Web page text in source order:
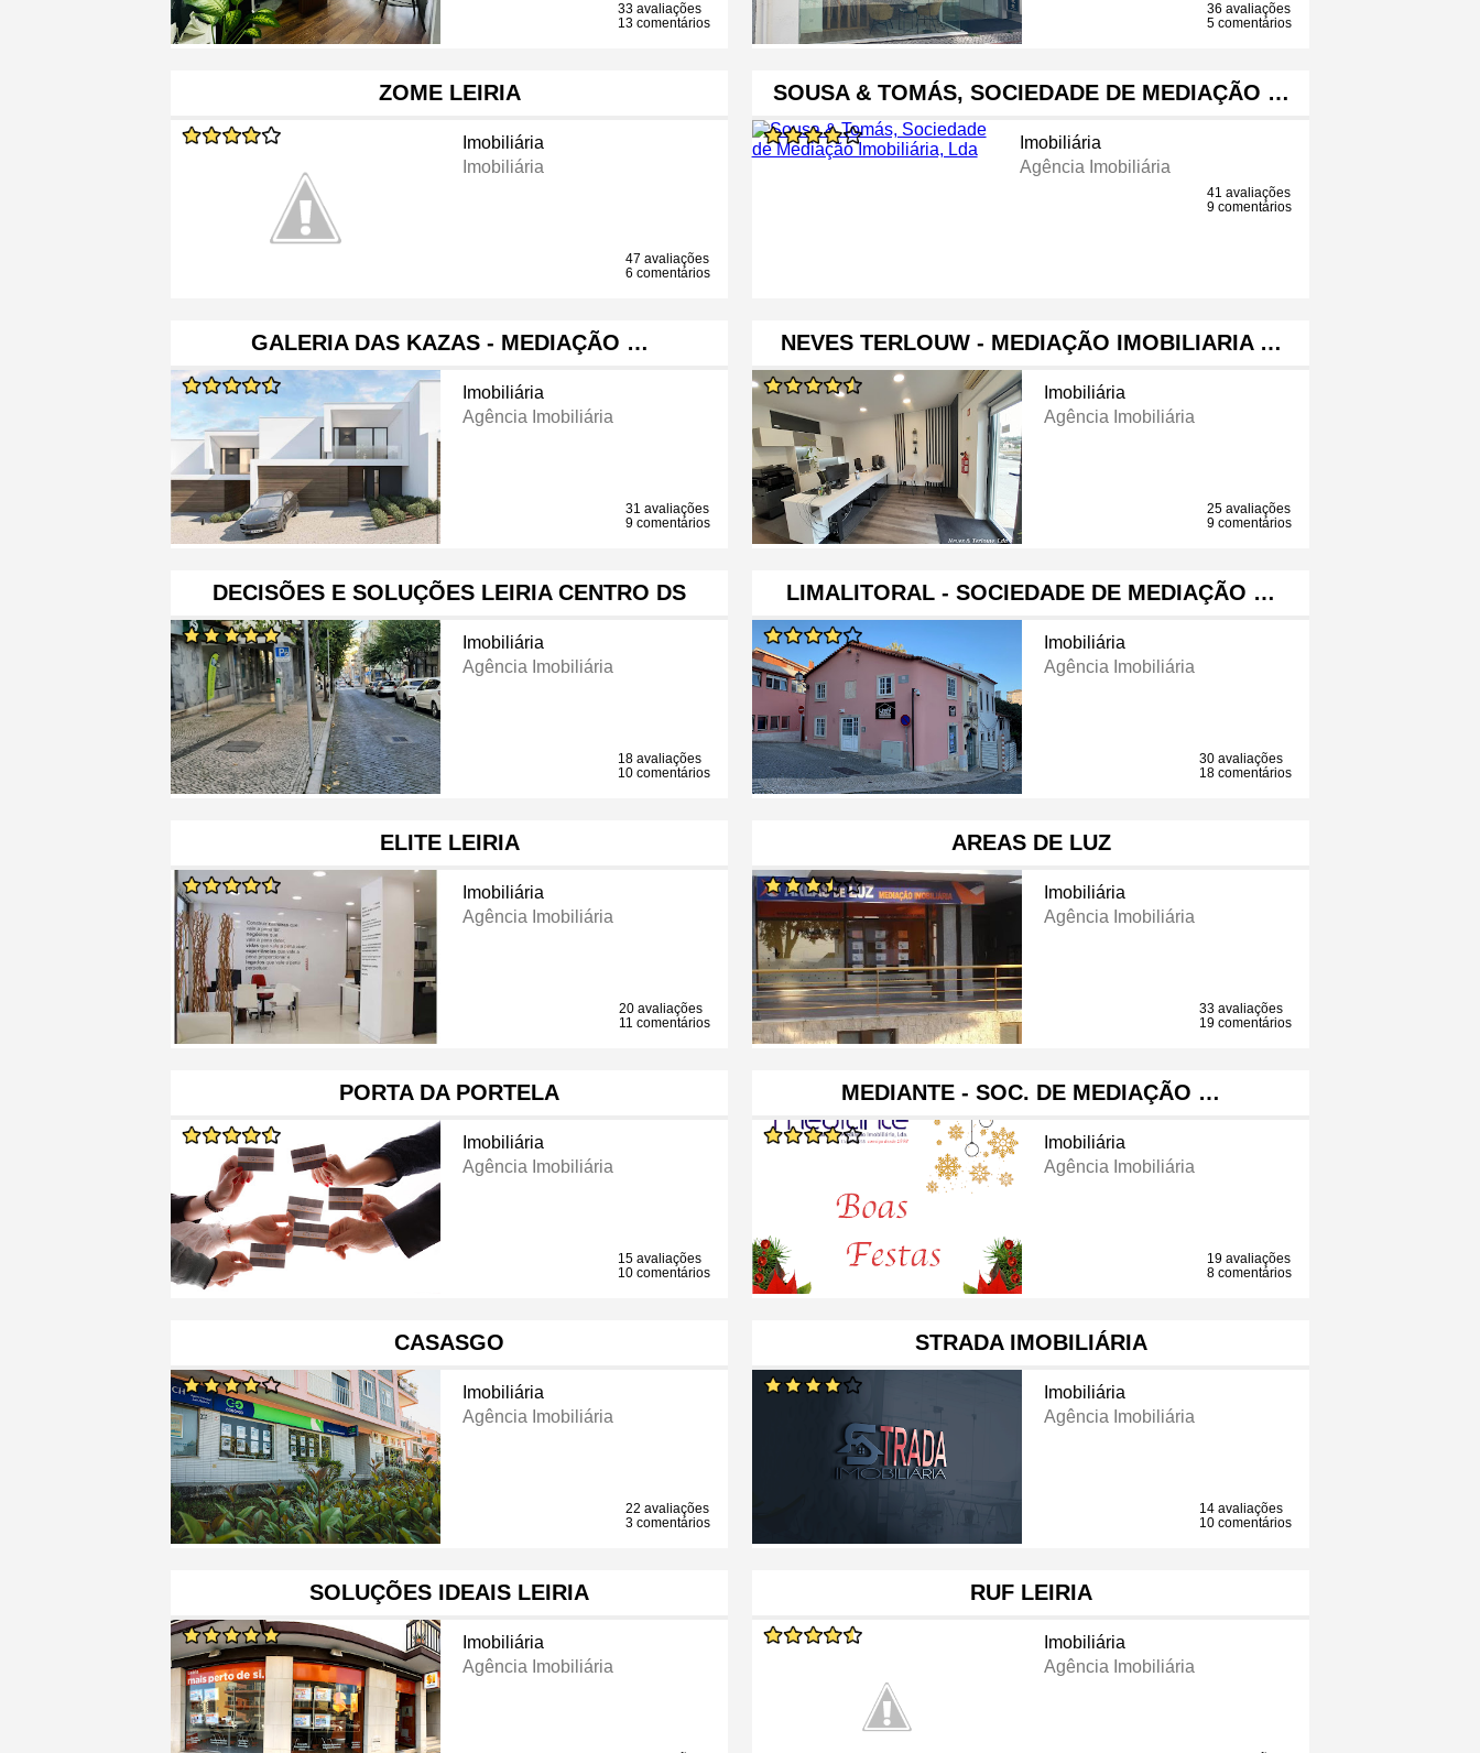
33 avaliações
13 comentários
36 avaliações
5 comentários
ZOME LEIRIA
Imobiliária
Imobiliária
47 avaliações
6 comentários
SOUSA & TOMÁS, SOCIEDADE DE MEDIAÇÃO …
Imobiliária
Agência Imobiliária
41 avaliações
9 comentários
GALERIA DAS KAZAS - MEDIAÇÃO …
Imobiliária
Agência Imobiliária
31 avaliações
9 comentários
NEVES TERLOUW - MEDIAÇÃO IMOBILIARIA …
Imobiliária
Agência Imobiliária
25 avaliações
9 comentários
DECISÕES E SOLUÇÕES LEIRIA CENTRO DS
Imobiliária
Agência Imobiliária
18 avaliações
10 comentários
LIMALITORAL - SOCIEDADE DE MEDIAÇÃO …
Imobiliária
Agência Imobiliária
30 avaliações
18 comentários
ELITE LEIRIA
Imobiliária
Agência Imobiliária
20 avaliações
11 comentários
AREAS DE LUZ
Imobiliária
Agência Imobiliária
33 avaliações
19 comentários
PORTA DA PORTELA
Imobiliária
Agência Imobiliária
15 avaliações
10 comentários
MEDIANTE - SOC. DE MEDIAÇÃO …
Imobiliária
Agência Imobiliária
19 avaliações
8 comentários
CASASGO
Imobiliária
Agência Imobiliária
22 avaliações
3 comentários
STRADA IMOBILIÁRIA
Imobiliária
Agência Imobiliária
14 avaliações
10 comentários
SOLUÇÕES IDEAIS LEIRIA
Imobiliária
Agência Imobiliária
RUF LEIRIA
Imobiliária
Agência Imobiliária